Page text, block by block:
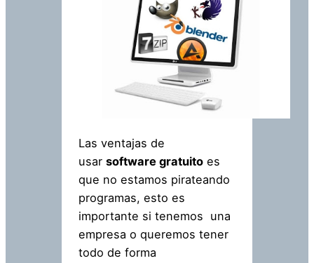
Las ventajas de
usar software gratuito es
que no estamos pirateando
programas, esto es
importante si tenemos una
empresa o queremos tener
todo de forma